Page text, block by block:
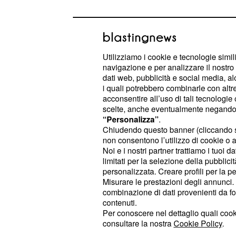
Previsioni dell'ambito
finanziario, settimana
pagelle da Ariete a
Ariete– L'influenza molto benefica di
soprattutto nel campo dell'amore.
vita di coppia e infonderà armonia,
comprensione e potenzierà l’intimità.
molto probabile che il potente impatto
un incontro significativo. Potreste
combinazione di circostanze
fronte finanziario. Potrebbero essere
opportunità che vi aiuteranno a
transazioni in borsa molto vantaggiosi.
Utilizziamo i cookie e tecnologie
navigazione e per analizzare il
dati web, pubblicità e social media,
i quali potrebbero combinarle con
acconsentire all’uso di tali
scelte, anche eventualmente
“Personalizza”.
Chiudendo questo banner (cliccando
non consentono l’utilizzo di cookie o
Noi e i nostri partner trattiamo i tuoi
limitati per la selezione della
personalizzata. Creare profili per la
Misurare le prestazioni degli
combinazione di dati provenienti da
contenuti.
Per conoscere nel dettaglio quali
consultare la nostraCookie Policy.